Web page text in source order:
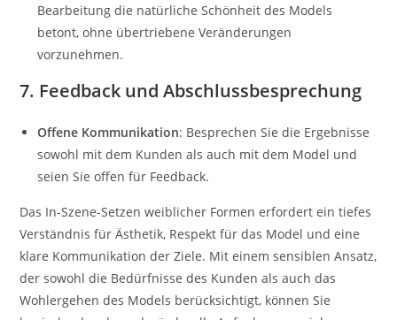
Bearbeitung die natürliche Schönheit des Models
betont, ohne übertriebene Veränderungen
vorzunehmen.
7. Feedback und Abschlussbesprechung
Offene Kommunikation: Besprechen Sie die Ergebnisse
sowohl mit dem Kunden als auch mit dem Model und
seien Sie offen für Feedback.
Das In-Szene-Setzen weiblicher Formen erfordert ein tiefes
Verständnis für Ästhetik, Respekt für das Model und eine
klare Kommunikation der Ziele. Mit einem sensiblen Ansatz,
der sowohl die Bedürfnisse des Kunden als auch das
Wohlergehen des Models berücksichtigt, können Sie